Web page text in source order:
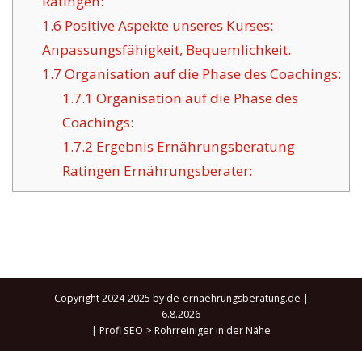
1.6 Positive Aspekte unseres Kurses:
Anpassungsfähigkeit, Bequemlichkeit.
1.7 Organisation auf die Phase des Coachings:
1.7.1 Organisation auf die Phase des
Coachings:
1.7.2 Ergebnis Ernährungsberatung
Ratingen Ernährungsberater:
Copyright 2024-2025 by de-ernaehrungsberatung.de |
6.8.2026
| Profi SEO > Rohrreiniger in der Nähe